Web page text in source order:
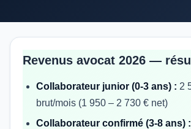
Revenus avocat 2026 —
Collaborateur junior (0-3 ans) : 2
brut/mois (1 950 – 2 730 € net)
Collaborateur confirmé (3-8 ans) :